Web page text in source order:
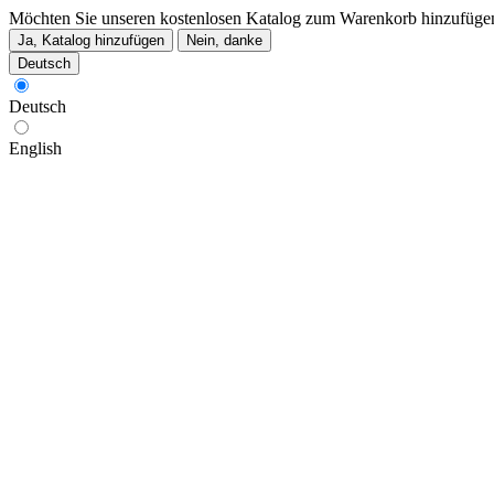
Möchten Sie unseren kostenlosen Katalog zum Warenkorb
Ja, Katalog hinzufügen
Nein, danke
Deutsch
Deutsch
English